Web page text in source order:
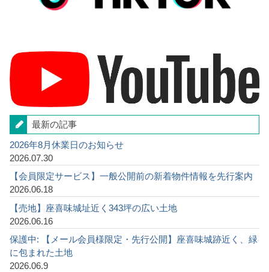
最新の記事
2026年8月休業日のお知らせ
2026.07.30
【会員限定サービス】一般公開前の新着物件情報を先行案内
2026.06.18
【売地】座喜味城址近く343坪の広い土地
2026.06.16
保護中: 【メール会員様限定・先行公開】座喜味城跡近く、緑
に包まれた土地
2026.06.9